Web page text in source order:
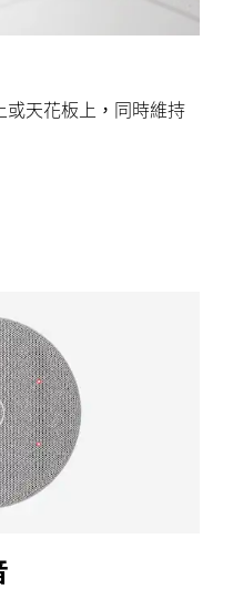
天花板上，同時維持